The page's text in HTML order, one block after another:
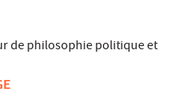
de philosophie politique et